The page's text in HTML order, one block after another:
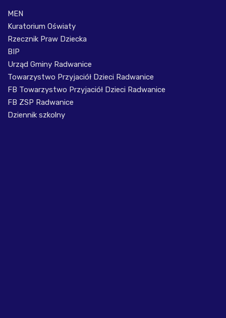
MEN
Kuratorium Oświaty
Rzecznik Praw Dziecka
BIP
Urząd Gminy Radwanice
Towarzystwo Przyjaciół Dzieci Radwanice
FB Towarzystwo Przyjaciół Dzieci Radwanice
FB ZSP Radwanice
Dziennik szkolny